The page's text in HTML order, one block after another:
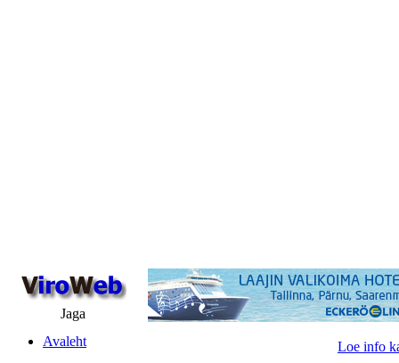
Jaga
Avaleht
Loe info